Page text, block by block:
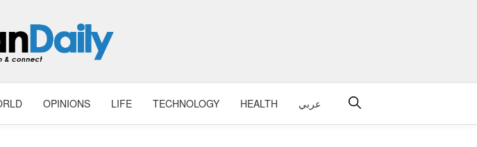
OPINIONS LIFE TECHNOLOGY HEALTH عربي